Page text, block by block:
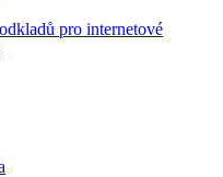
pro internetové